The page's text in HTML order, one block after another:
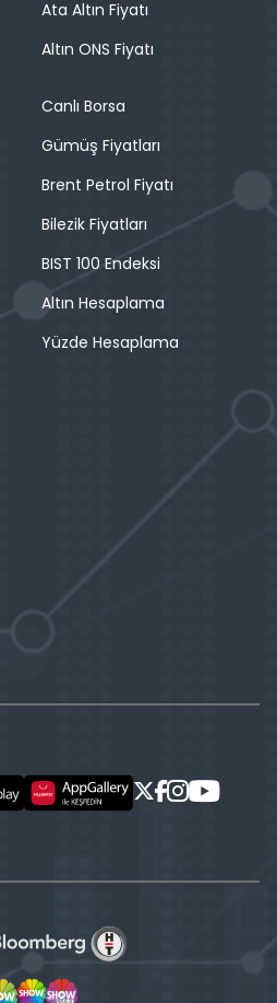
Ata Altın Fiyatı
Altın ONS Fiyatı
Canlı Borsa
Gümüş Fiyatları
Brent Petrol Fiyatı
Bilezik Fiyatları
BIST 100 Endeksi
Altın Hesaplama
Yüzde Hesaplama